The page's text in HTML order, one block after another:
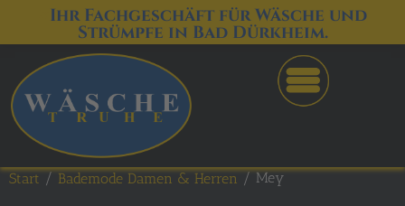
Ihr Fachgeschäft für Wäsche und
Strümpfe in Bad Dürkheim.
Start / Bademode Damen & Herren / Mey